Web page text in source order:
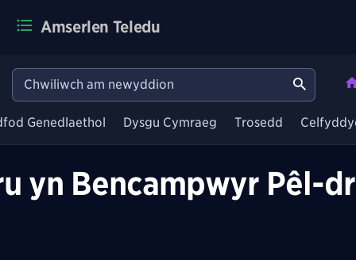
Amserlen Teledu
Genedlaethol Dysgu Cymraeg Trosedd
yn Bencampwyr Pêl-